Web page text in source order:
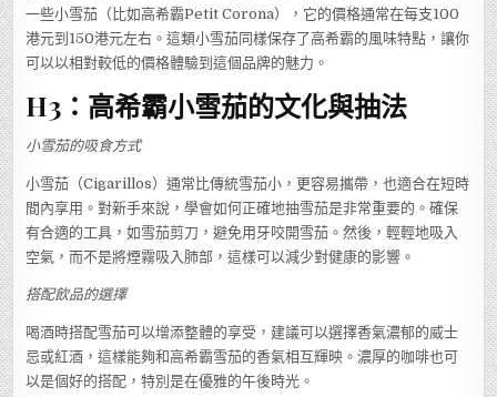
一些小雪茄（比如高希霸Petit Corona），它的價格通常在每支100
港元到150港元左右。這類小雪茄同樣保存了高希霸的風味特點，讓你
可以以相對較低的價格體驗到這個品牌的魅力。
H3：高希霸小雪茄的文化與抽法
小雪茄的吸食方式
小雪茄（Cigarillos）通常比傳統雪茄小，更容易攜帶，也適合在短時
間內享用。對新手來說，學會如何正確地抽雪茄是非常重要的。確保
有合適的工具，如雪茄剪刀，避免用牙咬開雪茄。然後，輕輕地吸入
空氣，而不是將煙霧吸入肺部，這樣可以減少對健康的影響。
搭配飲品的選擇
喝酒時搭配雪茄可以增添整體的享受，建議可以選擇香氣濃郁的威士
忌或紅酒，這樣能夠和高希霸雪茄的香氣相互輝映。濃厚的咖啡也可
以是個好的搭配，特別是在優雅的午後時光。